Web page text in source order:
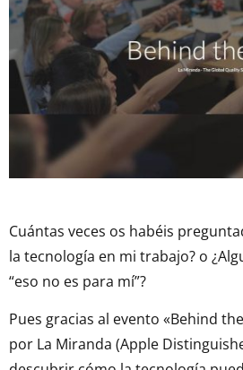
Cuántas veces os habéis
la tecnología en mi trabajo? o
“eso no es para mí”?
Pues gracias al evento «Behind
por La Miranda (Apple